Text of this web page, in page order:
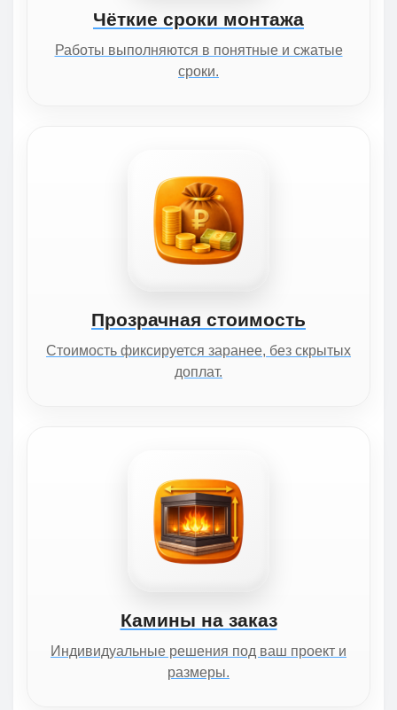
Чёткие сроки монтажа
Работы выполняются в понятные и сжатые
сроки.
Прозрачная стоимость
Стоимость фиксируется заранее, без скрытых
доплат.
Камины на заказ
Индивидуальные решения под ваш проект и
размеры.